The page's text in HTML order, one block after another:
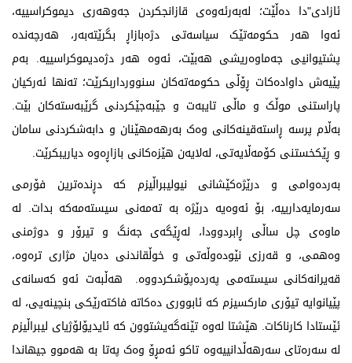
ئازادی"دا دەڵێت؛ لەبەرئەوەی قازانجکردن جەوهەری دیموکراسییە،
ئەوا هەر حکومەتێک سیاسەتی دژەبازاڕ بگرێتەبەر، هەرچەندە
پشتیوانیی جەماوەریشی هەبێت، ئەوە هەر دژەدیموکراسییە. بەم
پێیەش داوادەکات ڕۆڵی حکومەتەکان سنوورداربکرێت؛ تەنها ئەرکیان
پاراستنی موڵک و ماڵی تایبەت و جێبەجێکردنی گرێبەستەکان بێت.
بەڵام پرسە ڕاستەقینەکانی وەک بەرهەمهێنان و دابەشکردنی سامان
و ڕێکخستنی کۆمەڵایەتی، لەلایەن هێزەکانی بازاڕەوە دیاریبکرێت.
بەردەوامی و درێژەکێشانی نیولیبراڵیزم کە دڕندەترین فۆرمی
سەرمایەدارییە، بۆ ئەوەیە درێژە بە تەمەنی سیستەمەکە بدات. لە
ماوەی چل ساڵی ڕابردوودا، لەڕێگەی جەنگ و تیرۆر و دوژمنی
وەهمی، و قەرزی نێودەوڵەتی و خوڵقاندنی دەیان مژاری ترەوە،
قەیرانەکانی سیستەمی پەردەپۆشکردووە. هەڵبەت ئەو کەسانەی
پێیانوایە تیۆری مارکسیزم کە ئابووری دەکاتە فاکتەرێکی بنچینەیی، لە
ئێستادا کارناکات. هێشتا لەوە تێنەگەیشتوون کە ئایدیۆلۆژیای لیبراڵیزم
لە سەرەتای سەرهەڵدانییەوە تاکو ئەمڕۆ وەک پەتا بە هەموو جیهاندا